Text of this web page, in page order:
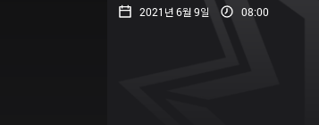
2021년 6월 9일 08:00